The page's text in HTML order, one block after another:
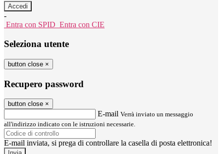
-
Entra con SPID Entra con CIE
Seleziona utente
button close ×
Recupero password
button close ×
E-mail Verrà inviato un messaggio
all'indirizzo indicato con le istruzioni necessarie.
E-mail inviata, si prega di controllare la casella di posta elettronica!